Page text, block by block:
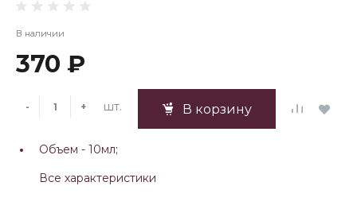
В наличии
370 ₽
- + шт. В корзину
Объем - 10мл;
Все характеристики